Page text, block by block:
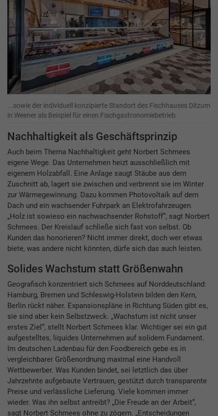
...sowie der individuell konzipierte Standort des Fischhauses Ditzum
in Weener als Beispiel für einen Fischgastronomiebetrieb
Nachhaltigkeit als ­Geschäftsprinzip
Auch beim Thema Nachhaltigkeit geht Norbert Schmees
eigene Wege. Das Unternehmen heizt ausschließlich mit
eigenem Holzabfall. Eine Anlage saugt Stäube aus dem
Zuschnitt ab, lagert sie zwischen und verbrennt sie im Winter
zur Wärmegewinnung. Dazu kommen Photovoltaik auf dem
Dach und ein wachsender Fuhrpark an Elektrofahrzeugen.
„Holz ist sowieso ein nachwachsender Rohstoff“, sagt Norbert
Schmees. Der Kreislauf schließe sich fast von selbst. Ob
Kunden das honorieren? Nicht immer direkt, doch wer etwas
biete, was andere nicht könnten, dürfe sich das auch leisten.
Solides Wachstum statt ­Größenwahn
Geografisch konzentriert sich Schmees auf Norddeutschland:
Hamburg, Bremen und Schleswig-Holstein bilden den Kern,
Berlin rückt näher. Expansionspläne in Richtung Süden gibt es,
sie sind aber kein Selbstzweck. „Wachstum ist nicht unser
erstes Ziel“, stellt Norbert Schmees klar. Wichtiger sei ein gut
aufgestelltes, ­liquides Unternehmen auf solidem Fundament.
Im deutschen Ladenbau für den Foodbereich gebe es in
vergleichbarer Größenordnung maximal eine Handvoll
Wettbewerber. Was Kunden bindet, sei letztlich das über
Jahrzehnte aufgebaute Vertrauen, gestützt durch transparente
Preise und verlässliche Lieferung. Viele kommen immer
wieder. Was ihn selbst antreibt? „Die Freude an der Arbeit“,
sagt Norbert Schmees ohne zu zögern. „Entscheidungen